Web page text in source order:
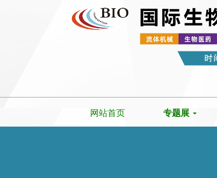
网站首页 专题展